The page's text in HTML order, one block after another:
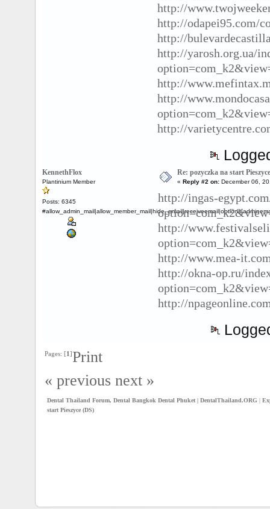
http://
http://odapei95.com/
http://
http://yarosh.org.ua/
http://
http://
http://
KennethFlox
Plantinium Member
Posts: 6345
Re: pozyczka na start
« Reply #2 on: December 06,
http://ingas-
http://
http://www.mea-
http://okna-op.ru/
http://
Print
Pages: [1]
« previous next »
Dental Thailand Forum, Dental Bangkok Dental Phuket | DentalThailand.ORG |
start Pieszyce (DS)